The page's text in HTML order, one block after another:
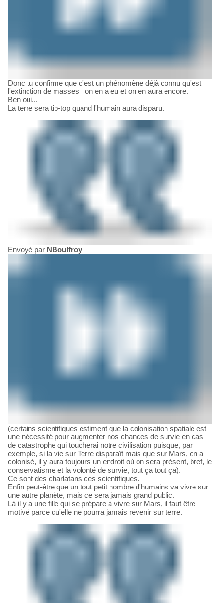
Donc tu confirme que c'est un phénomène déjà connu qu'est
l'extinction de masses : on en a eu et on en aura encore.
Ben oui...
La terre sera tip-top quand l'humain aura disparu.
Envoyé par NBoulfroy
(certains scientifiques estiment que la colonisation spatiale est
une nécessité pour augmenter nos chances de survie en cas
de catastrophe qui toucherai notre civilisation puisque, par
exemple, si la vie sur Terre disparaît mais que sur Mars, on a
colonisé, il y aura toujours un endroit où on sera présent, bref, le
conservatisme et la volonté de survie, tout ça tout ça).
Ce sont des charlatans ces scientifiques.
Enfin peut-être que un tout petit nombre d'humains va vivre sur
une autre planète, mais ce sera jamais grand public.
Là il y a une fille qui se prépare à vivre sur Mars, il faut être
motivé parce qu'elle ne pourra jamais revenir sur terre.